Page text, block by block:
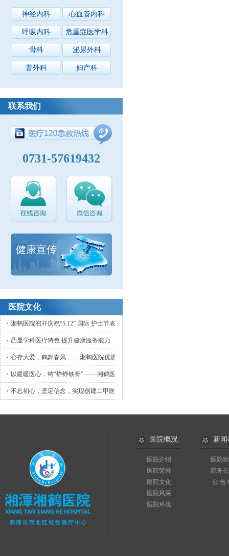
神经内科 心血管内科
呼吸内科 危重症医学科
骨科 泌尿外科
普外科 妇产科
联系我们
0731-57619432
健康宣传
医院文化
湘鹤医院召开庆祝“5.12” 国际 护士节表彰大会
凸显学科医疗特色 提升健康服务能力
心存大爱，鹤舞春风 ——湘鹤医院优质护理工作侧记
以暖暖医心，铸“铮铮铁骨” ——湘鹤医院骨外科小记
不忘初心，坚定信念，实现创建二甲医院目标
医院概况
医院介绍
医院荣誉
医院文化
医院风采
医院环境
新
医院
院务
公 告